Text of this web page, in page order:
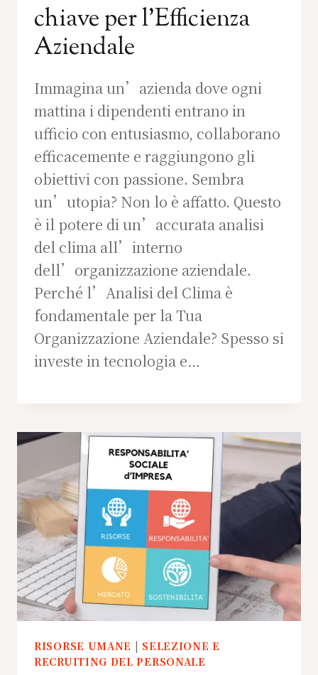
chiave per l’Efficienza
Aziendale
Immagina un’azienda dove ogni
mattina i dipendenti entrano in
ufficio con entusiasmo, collaborano
efficacemente e raggiungono gli
obiettivi con passione. Sembra
un’utopia? Non lo è affatto. Questo
è il potere di un’accurata analisi
del clima all’interno
dell’organizzazione aziendale.
Perché l’Analisi del Clima è
fondamentale per la Tua
Organizzazione Aziendale? Spesso si
investe in tecnologia e…
RISORSE UMANE | SELEZIONE E
RECRUITING DEL PERSONALE